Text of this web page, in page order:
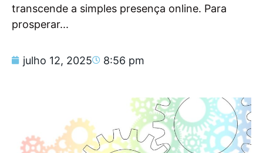
transcende a simples presença online. Para
prosperar...
julho 12, 2025 8:56 pm